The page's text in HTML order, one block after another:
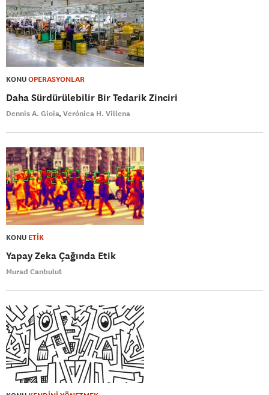
KONUOPERASYONLAR
Daha Sürdürülebilir Bir Tedarik Zinciri
Dennis A. Gioia Verónica H. Villena
KONU ETİK
Yapay Zeka Çağında Etik
Murad Canbulut